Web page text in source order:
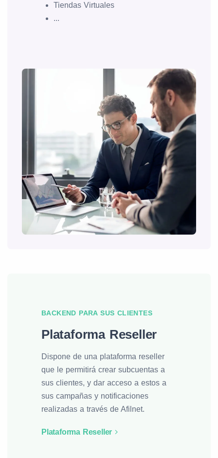
Tiendas Virtuales
...
BACKEND PARA SUS CLIENTES
Plataforma Reseller
Dispone de una plataforma reseller
que le permitirá crear subcuentas a
sus clientes, y dar acceso a estos a
sus campañas y notificaciones
realizadas a través de Afilnet.
Plataforma Reseller